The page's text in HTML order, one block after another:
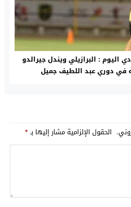
آخر اخبار الدوري السعودي اليوم : البرازيلي ويندل جيرالدو
في دوري عبد اللطيف جميل
الحقول الإلزامية مشار إليها بـ*